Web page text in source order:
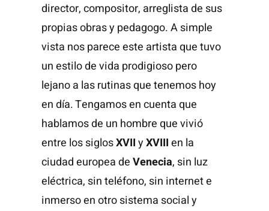
director, compositor, arreglista de sus
propias obras y pedagogo. A simple
vista nos parece este artista que tuvo
un estilo de vida prodigioso pero
lejano a las rutinas que tenemos hoy
en día.Tengamos en cuenta que
hablamos de un hombre que vivió
entre los siglosXVIIyXVIIIen la
ciudad europea deVenecia, sin luz
eléctrica, sin teléfono, sin internet e
inmerso en otro sistema social y